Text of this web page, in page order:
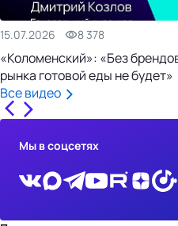
15.07.2026 8 378
«Коломенский»: «Без
рынка готовой еды не будет»
Все видео
Мы в соцсетях